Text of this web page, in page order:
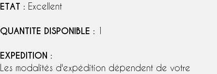
ETAT : Excellent
QUANTITE DISPONIBLE : 1
EXPEDITION :
Les modalités d'expédition dépendent de votre